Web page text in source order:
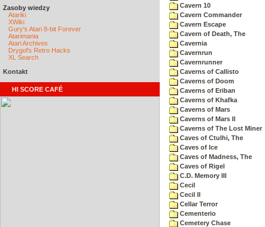
Zasoby wiedzy
Atariki
XWiki
Gury's Atari 8-bit Forever
Atarimania
Atari Archives
Drygol's Retro Hacks
XL Search
Kontakt
HI SCORE CAFÉ
Cavern 10
Cavern Commander
Cavern Escape
Cavern of Death, The
Cavernia
Cavernrun
Cavernrunner
Caverns of Callisto
Caverns of Doom
Caverns of Eriban
Caverns of Khafka
Caverns of Mars
Caverns of Mars II
Caverns of The Lost Miner
Caves of Ctulhi, The
Caves of Ice
Caves of Madness, The
Caves of Rigel
C.D. Memory III
Cecil
Cecil II
Cellar Terror
Cementerio
Cemetery Chase